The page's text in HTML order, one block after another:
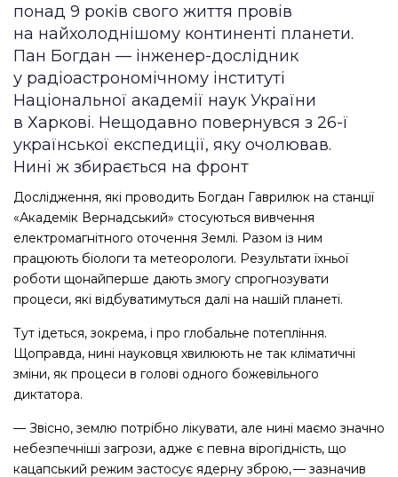
понад 9 років свого життя провів
на найхолоднішому континенті планети.
Пан Богдан — ​інженер-дослідник
у радіоастрономічному інституті
Національної академії наук України
в Харкові. Нещодавно повернувся з 26-ї
української експедиції, яку очолював.
Нині ж збирається на фронт
Дослідження, які проводить Богдан Гаврилюк на станції
«Академік Вернадський» стосуються вивчення
електромагнітного оточення Землі. Разом із ним
працюють біологи та метеорологи. Результати їхньої
роботи щонайперше дають змогу спрогнозувати
процеси, які відбуватимуться далі на нашій планеті.
Тут ідеться, зокрема, і про глобальне потепління.
Щоправда, нині науковця хвилюють не так кліматичні
зміни, як процеси в голові одного божевільного
диктатора.
— Звісно, землю потрібно лікувати, але нині маємо значно
небезпечніші загрози, адже є певна вірогідність, що
кацапський режим застосує ядерну зброю, — ​зазначив